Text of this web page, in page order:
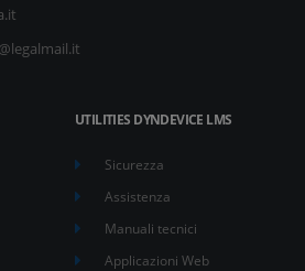
UTILITIES DYNDEVICE LMS
Sicurezza
Assistenza
Manuali tecnici
Applicazioni Web